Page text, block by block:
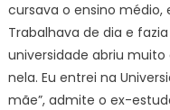
cursava o ensino
Trabalhava de dia e
universidade abriu
nela. Eu entrei na
mãe”, admite o ex-